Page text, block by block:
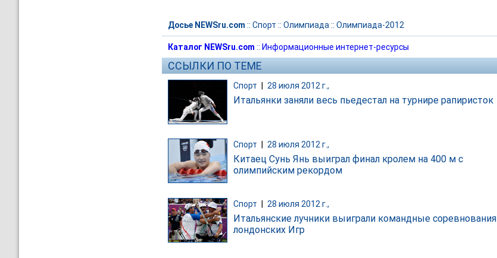
Досье NEWSru.com :: Спорт :: Олимпиада :: Олимпиада-2012
Каталог NEWSru.com :: Информационные интернет-ресурсы
ССЫЛКИ ПО ТЕМЕ
Спорт 28 июля 2012 г.,
Итальянки заняли весь пьедестал на турнире рапиристок
Спорт 28 июля 2012 г.,
Китаец Сунь Янь выиграл финал кролем на 400 м с
олимпийским рекордом
Спорт 28 июля 2012 г.,
Итальянские лучники выиграли командные соревнования
лондонских Игр